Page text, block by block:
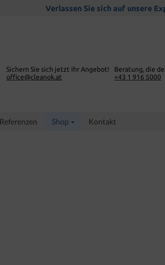
Verlassen Sie sich auf unsere
Sichern Sie sich jetzt Ihr Angebot!
office@cleanok.at
Beratung, die
+43 1 916 5000
Referenzen Shop Kontakt